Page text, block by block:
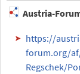
Austria-
https://
forum.org/
Regschek/